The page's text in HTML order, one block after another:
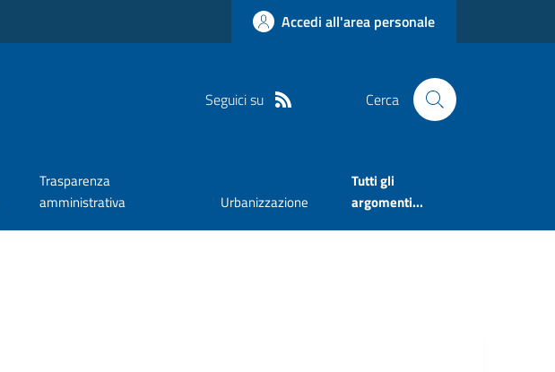
Accedi all'area personale
Seguici su Cerca
Trasparenza
amministrativa
Urbanizzazione
Tutti gli
argomenti...